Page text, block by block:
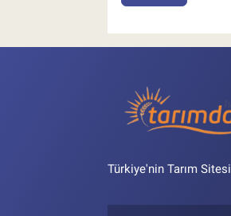
Türkiye'nin Tarım Sitesi